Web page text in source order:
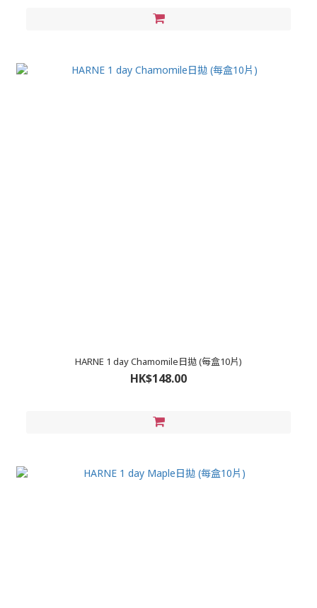
HARNE 1 day Chamomile日拋 (每盒10片)
HK$148.00